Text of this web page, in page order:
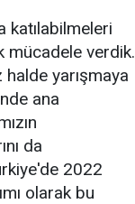
katılabilmeleri
mücadele verdik.
halde yarışmaya
ana
da
2022
olarak bu